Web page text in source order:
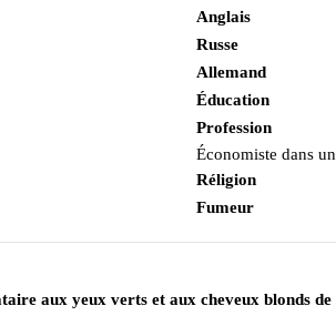
Anglais
Russe
Allemand
Éducation
Profession
Économiste dans
Réligion
Fumeur
aux yeux verts et aux cheveux blonds